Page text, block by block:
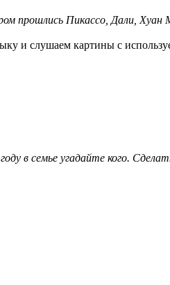
прошлись Пикассо, Дали,
и слушаем картины с
в семье угадайте кого.